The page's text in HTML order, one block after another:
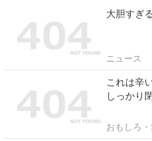
大胆すぎ
ニュース
これは辛
しっかり
おもしろ